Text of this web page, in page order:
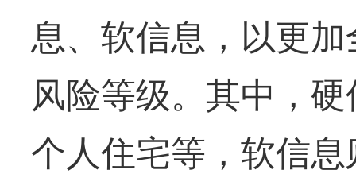
息、软信息，以更
风险等级。其中，
个人住宅等，软信